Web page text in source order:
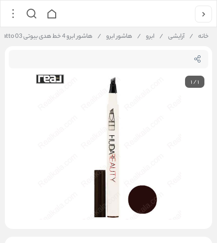
خانه / آرایشی / ابرو / هاشور ابرو / هاشور ابرو 4 خط هدی بیوتی Huda Beauty Finne Sketch Tatto 03
1/1